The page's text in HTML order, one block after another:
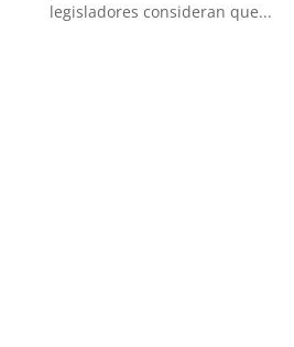
legisladores consideran que...